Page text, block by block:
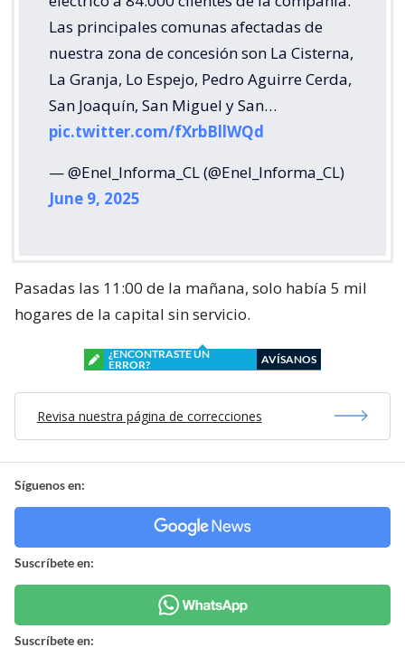
Las principales comunas afectadas de
nuestra zona de concesión son La Cisterna,
La Granja, Lo Espejo, Pedro Aguirre Cerda,
San Joaquín, San Miguel y San…
pic.twitter.com/fXrbBllWQd
— @Enel_Informa_CL (@Enel_Informa_CL)
June 9, 2025
Pasadas las 11:00 de la mañana, solo había 5 mil
hogares de la capital sin servicio.
¿ENCONTRASTE UN
ERROR?
AVÍSANOS
Revisa nuestra página de correcciones
Síguenos en:
Suscríbete en:
Suscríbete en: